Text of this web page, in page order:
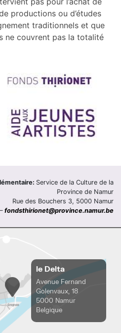
productions ou d’études
traditionnels et que
ne couvrent pas la totalité
Service de la Culture de la
Province de Namur
Rue des Bouchers 3, 5000 Namur
fondsthirionet@province.namur.be
le Delta
Avenue Fernand
Golenvaux, 18
5000 Namur
Belgique